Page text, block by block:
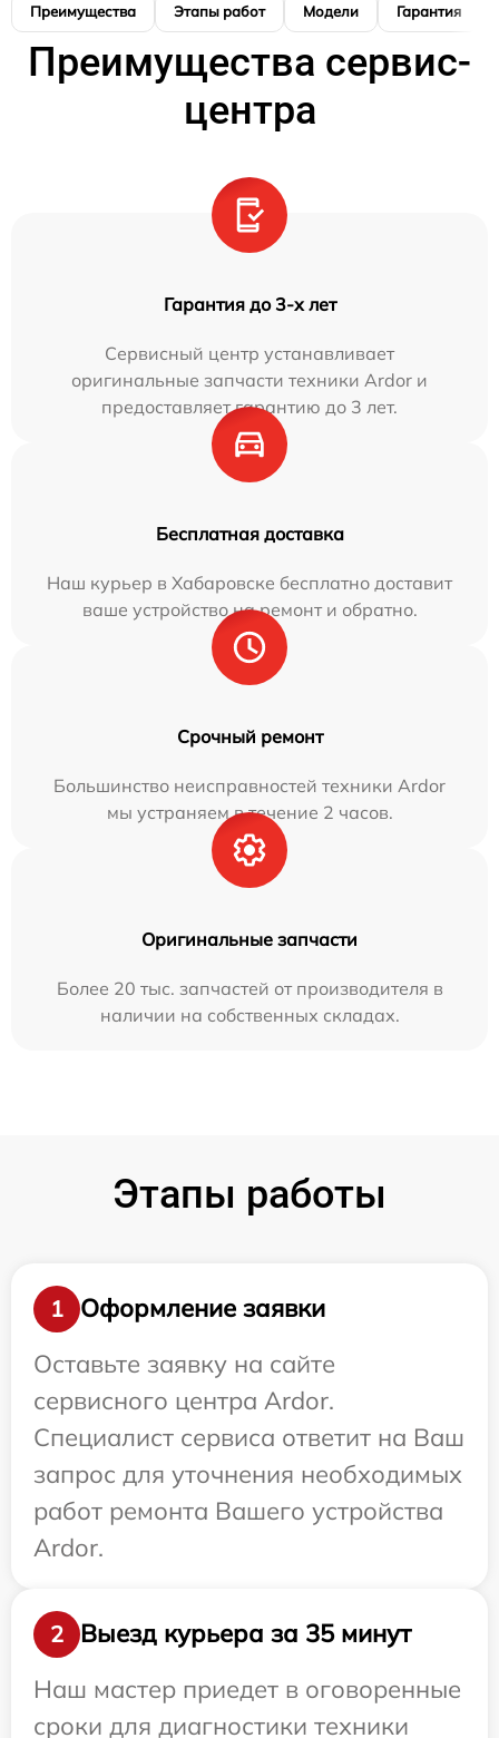
Преимущества Этапы работ Модели Гарантия
Преимущества сервис-
центра
Гарантия до 3-х лет
Сервисный центр устанавливает
оригинальные запчасти техники Ardor и
предоставляет гарантию до 3 лет.
Бесплатная доставка
Наш курьер в Хабаровске бесплатно доставит
ваше устройство на ремонт и обратно.
Срочный ремонт
Большинство неисправностей техники Ardor
мы устраняем в течение 2 часов.
Оригинальные запчасти
Более 20 тыс. запчастей от производителя в
наличии на собственных складах.
Этапы работы
1
Оформление заявки
Оставьте заявку на сайте
сервисного центра Ardor.
Специалист сервиса ответит на Ваш
запрос для уточнения необходимых
работ ремонта Вашего устройства
Ardor.
2
Выезд курьера за 35 минут
Наш мастер приедет в оговоренные
сроки для диагностики техники